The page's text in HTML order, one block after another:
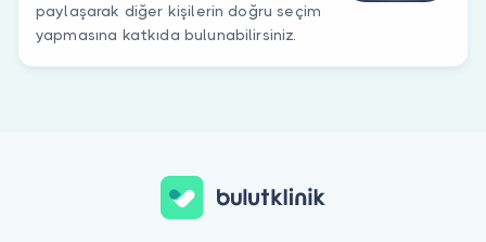
paylaşarak diğer kişilerin doğru seçim
yapmasına katkıda bulunabilirsiniz.